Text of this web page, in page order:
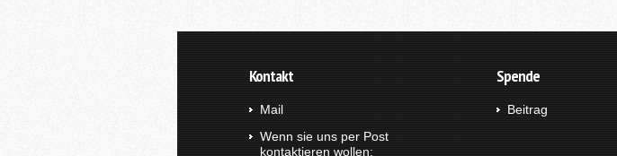
Kontakt
Mail
Wenn sie uns per Post
kontaktieren wollen:
Spende
Beitrag